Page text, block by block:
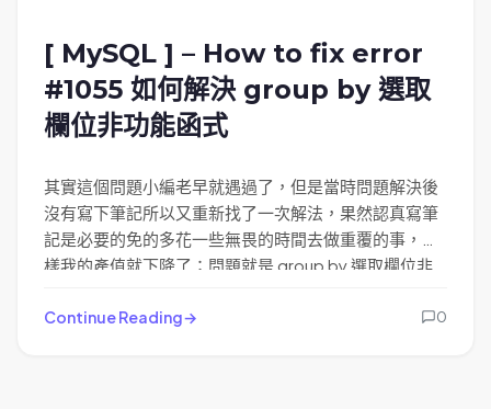
[ MySQL ] – How to fix error
#1055 如何解決 group by 選取
欄位非功能函式
其實這個問題小編老早就遇過了，但是當時問題解決後
沒有寫下筆記所以又重新找了一次解法，果然認真寫筆
記是必要的免的多花一些無畏的時間去做重覆的事，這
樣我的產值就下降了；問題就是 group by 選取欄位非
關參數即可。
Continue Reading 0